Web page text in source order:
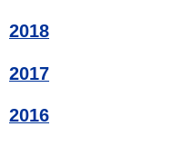
2018
2017
2016